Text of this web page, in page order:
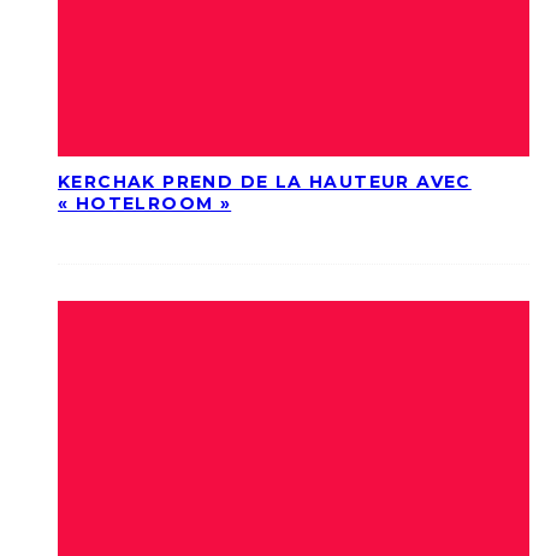
KERCHAK PREND DE LA HAUTEUR AVEC
« HOTELROOM »